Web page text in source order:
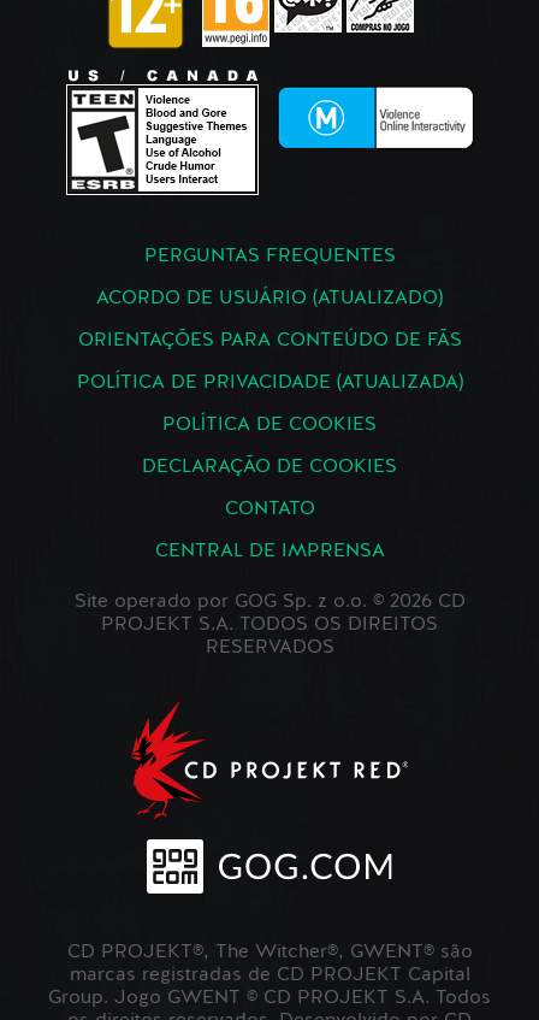
PERGUNTAS FREQUENTES
ACORDO DE USUÁRIO (ATUALIZADO)
ORIENTAÇÕES PARA CONTEÚDO DE FÃS
POLÍTICA DE PRIVACIDADE (ATUALIZADA)
POLÍTICA DE COOKIES
DECLARAÇÃO DE COOKIES
CONTATO
CENTRAL DE IMPRENSA
Site operado por GOG Sp. z o.o. © 2026 CD
PROJEKT S.A. TODOS OS DIREITOS
RESERVADOS
CD PROJEKT®, The Witcher®, GWENT® são
marcas registradas de CD PROJEKT Capital
Group. Jogo GWENT © CD PROJEKT S.A. Todos